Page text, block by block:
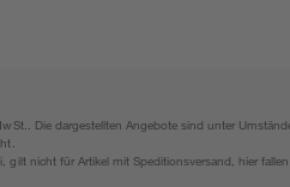
Die dargestellten Angebote sind unter
gilt nicht für Artikel mit Speditionsversand, hier